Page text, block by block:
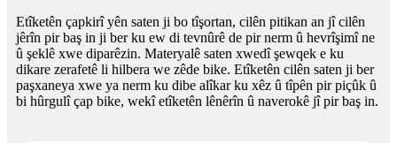
Etîketên çapkirî yên saten ji bo tîşortan, cilên pitikan an jî cilên
jêrîn pir baş in ji ber ku ew di tevnûrê de pir nerm û hevrîşimî ne
û şeklê xwe diparêzin. Materyalê saten xwedî şewqek e ku
dikare zerafetê li hilbera we zêde bike. Etîketên cilên saten ji ber
paşxaneya xwe ya nerm ku dibe alîkar ku xêz û tîpên pir piçûk û
bi hûrgulî çap bike, wekî etîketên lênêrîn û naverokê jî pir baş in.